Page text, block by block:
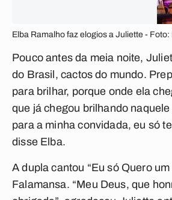
Elba Ramalho faz elogios a Juliette -
Pouco antes da meia noite,
do Brasil, cactos do mundo.
para brilhar, porque onde ela
que já chegou brilhando
para a minha convidada, eu só
disse Elba.
A dupla cantou “Eu só Quero
Falamansa. “Meu Deus, que